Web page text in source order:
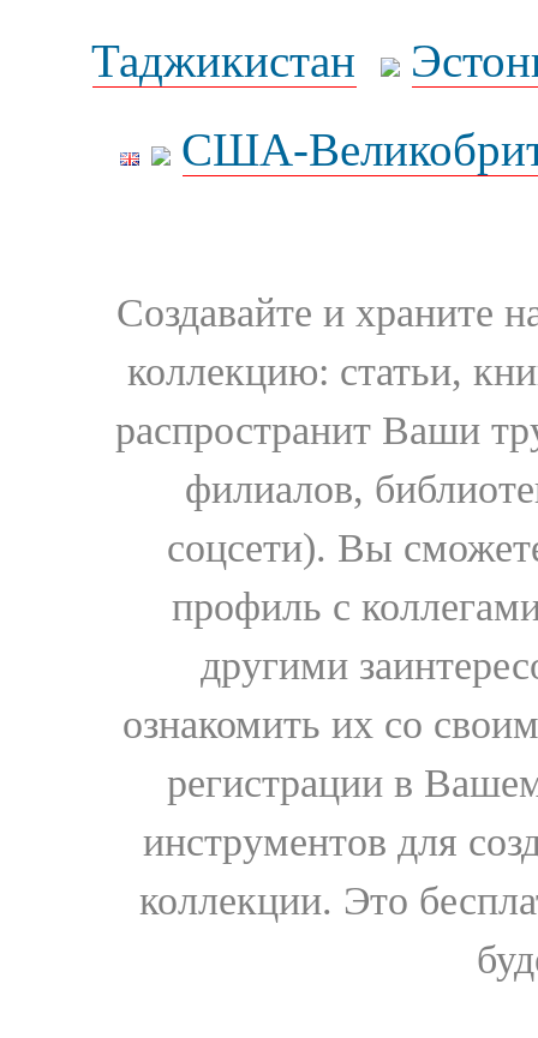
Таджикистан
США-
Создавайте и храните
коллекцию: статьи,
распространит Ваши
филиалов,
соцсети). Вы
профиль с
другими
ознакомить их со
регистрации в
инструментов для
коллекции. Это